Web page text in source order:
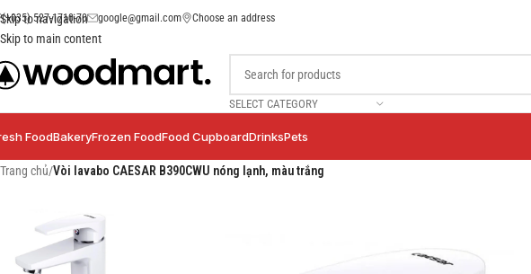
Skip to navigation
Skip to main content
(+035) 527-1710-70 google@gmail.com Choose an address
SELECT CATEGORY
FoodBakeryFrozen FoodFood CupboardDrinksPets
Trang chủ/Vòi lavabo CAESAR B390CWU nóng lạnh, màu trắng